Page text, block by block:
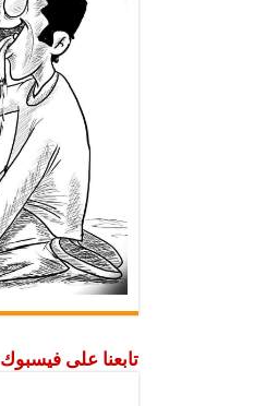
تابعنا على فيسبوك